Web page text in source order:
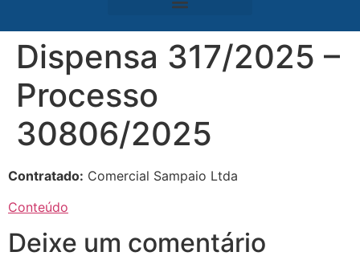
Dispensa 317/2025 –
Processo
30806/2025
Contratado: Comercial Sampaio Ltda
Conteúdo
Deixe um comentário